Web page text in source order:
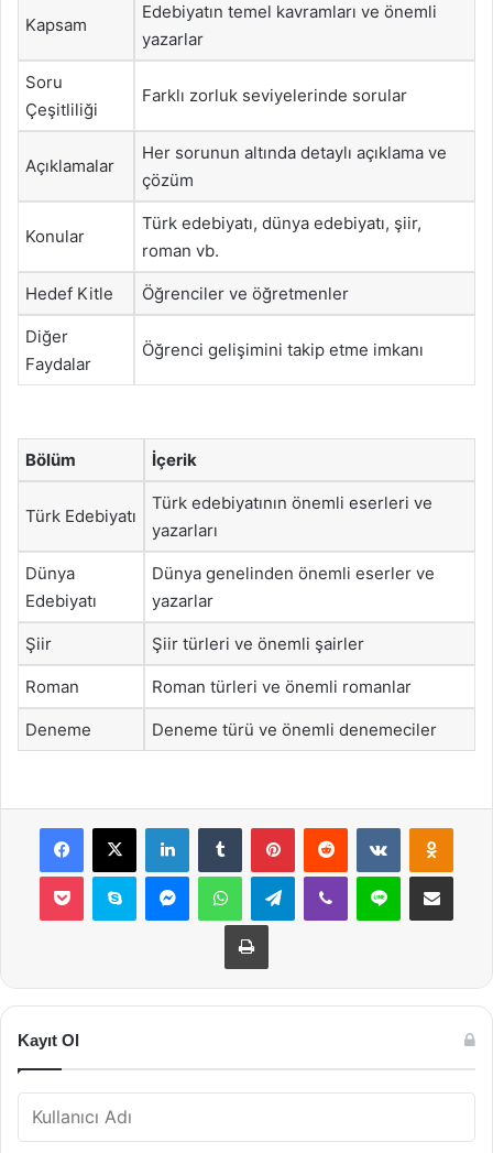
Kapsam
Edebiyatın temel kavramları ve önemli
yazarlar
Soru
Çeşitliliği
Farklı zorluk seviyelerinde sorular
Açıklamalar
Her sorunun altında detaylı açıklama ve
çözüm
Konular
Türk edebiyatı, dünya edebiyatı, şiir,
roman vb.
Hedef Kitle Öğrenciler ve öğretmenler
Diğer
Faydalar
Öğrenci gelişimini takip etme imkanı
Bölüm İçerik
Türk Edebiyatı
Türk edebiyatının önemli eserleri ve
yazarları
Dünya
Edebiyatı
Dünya genelinden önemli eserler ve
yazarlar
Şiir Şiir türleri ve önemli şairler
Roman Roman türleri ve önemli romanlar
Deneme Deneme türü ve önemli denemeciler
Facebook
X LinkedInTumblr PinterestReddit VKontakte
Pocket Skype MessengerWhatsAppTelegramViber Line E-Posta ile
Yazdır
Kayıt Ol